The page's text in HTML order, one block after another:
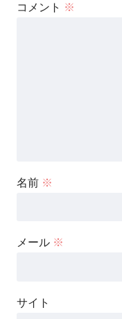
コメント ※
名前 ※
メール ※
サイト